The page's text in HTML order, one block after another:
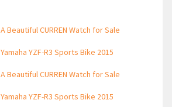
A Beautiful CURREN Watch for Sale
Yamaha YZF-R3 Sports Bike 2015
A Beautiful CURREN Watch for Sale
Yamaha YZF-R3 Sports Bike 2015